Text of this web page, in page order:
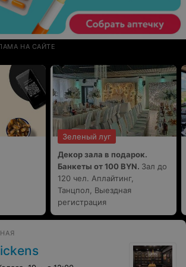
НА САЙТЕ
Зеленый луг
Декор зала в подарок.
Банкеты от 100 BYN. Зал до
120 чел. Аплайтинг,
Танцпол, Выездная
регистрация